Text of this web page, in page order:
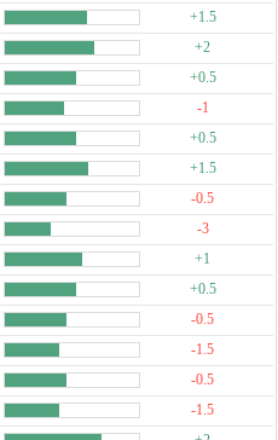
+1.5
+2
+0.5
-1
+0.5
+1.5
-0.5
-3
+1
+0.5
-0.5
-1.5
-0.5
-1.5